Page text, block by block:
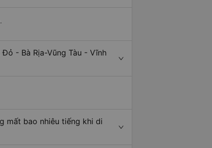
- Bà Rịa-Vũng Tàu - Vĩnh
mất bao nhiêu tiếng khi di